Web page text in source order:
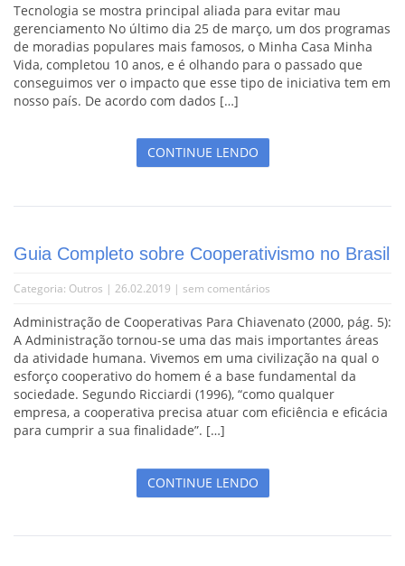
Tecnologia se mostra principal aliada para evitar mau
gerenciamento No último dia 25 de março, um dos programas
de moradias populares mais famosos, o Minha Casa Minha
Vida, completou 10 anos, e é olhando para o passado que
conseguimos ver o impacto que esse tipo de iniciativa tem em
nosso país. De acordo com dados […]
CONTINUE LENDO
Guia Completo sobre Cooperativismo no Brasil
Categoria: Outros | 26.02.2019 | sem comentários
Administração de Cooperativas Para Chiavenato (2000, pág. 5):
A Administração tornou-se uma das mais importantes áreas
da atividade humana. Vivemos em uma civilização na qual o
esforço cooperativo do homem é a base fundamental da
sociedade. Segundo Ricciardi (1996), “como qualquer
empresa, a cooperativa precisa atuar com eficiência e eficácia
para cumprir a sua finalidade”. […]
CONTINUE LENDO